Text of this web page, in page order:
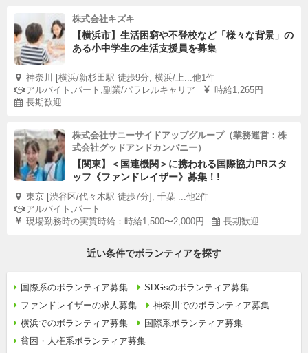
株式会社キズキ
【横浜市】生活困窮や不登校など「様々な背景」の
ある小中学生の生活支援員を募集
神奈川 [横浜/新杉田駅 徒歩9分, 横浜/上...他1件
アルバイト,パート,副業/パラレルキャリア
時給1,265円
長期歓迎
株式会社サニーサイドアップグループ（業務運営：株
式会社グッドアンドカンパニー）
【関東】＜国連機関＞に携われる国際協力PRスタ
ッフ《ファンドレイザー》募集！!
東京 [渋谷区/代々木駅 徒歩7分], 千葉 ...他2件
アルバイト,パート
現場勤務時の実質時給：時給1,500〜2,000円
長期歓迎
近い条件でボランティアを探す
国際系のボランティア募集
SDGsのボランティア募集
ファンドレイザーの求人募集
神奈川でのボランティア募集
横浜でのボランティア募集
国際系ボランティア募集
貧困・人権系ボランティア募集